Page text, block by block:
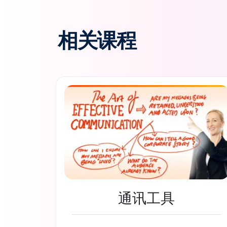
相关课程
通讯工具